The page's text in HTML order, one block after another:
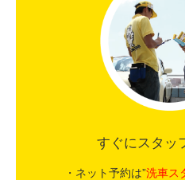
すぐにスタッ
・ネット予約は”洗車ス